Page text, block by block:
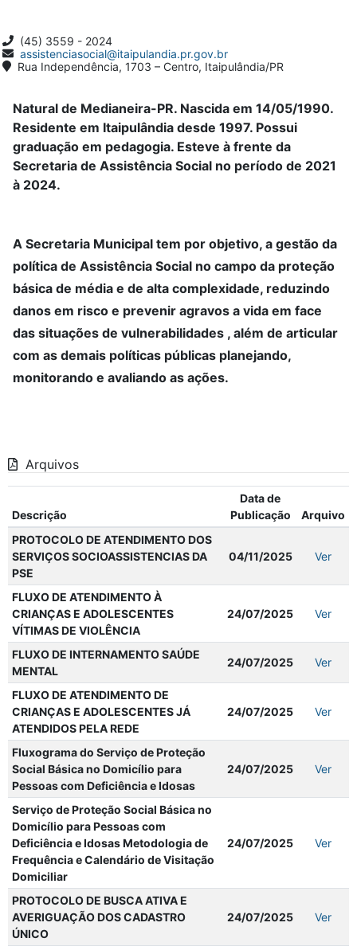
(45) 3559 - 2024
assistenciasocial@itaipulandia.pr.gov.br
Rua Independência, 1703 – Centro, Itaipulândia/PR
Natural de Medianeira-PR. Nascida em 14/05/1990.
Residente em Itaipulândia desde 1997. Possui
graduação em pedagogia. Esteve à frente da
Secretaria de Assistência Social no período de 2021
à 2024.
A Secretaria Municipal tem por objetivo, a gestão da
política de Assistência Social no campo da proteção
básica de média e de alta complexidade, reduzindo
danos em risco e prevenir agravos a vida em face
das situações de vulnerabilidades , além de articular
com as demais políticas públicas planejando,
monitorando e avaliando as ações.
Arquivos
Descrição
Data de
Publicação
Arquivo
PROTOCOLO DE ATENDIMENTO DOS
SERVIÇOS SOCIOASSISTENCIAS DA
PSE
04/11/2025 Ver
FLUXO DE ATENDIMENTO À
CRIANÇAS E ADOLESCENTES
VÍTIMAS DE VIOLÊNCIA
24/07/2025 Ver
FLUXO DE INTERNAMENTO SAÚDE
MENTAL
24/07/2025 Ver
FLUXO DE ATENDIMENTO DE
CRIANÇAS E ADOLESCENTES JÁ
ATENDIDOS PELA REDE
24/07/2025 Ver
Fluxograma do Serviço de Proteção
Social Básica no Domicílio para
Pessoas com Deficiência e Idosas
24/07/2025 Ver
Serviço de Proteção Social Básica no
Domicílio para Pessoas com
Deficiência e Idosas Metodologia de
Frequência e Calendário de Visitação
Domiciliar
24/07/2025 Ver
PROTOCOLO DE BUSCA ATIVA E
AVERIGUAÇÃO DOS CADASTRO
ÚNICO
24/07/2025 Ver